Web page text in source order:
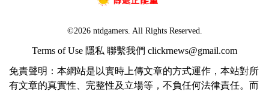
©2026 ntdgamers. All Rights Reserved.
Terms of Use 隱私 聯繫我們 clickrnews@gmail.com
免責聲明：本網站是以實時上傳文章的方式運作，本站對所
有文章的真實性、完整性及立場等，不負任何法律責任。而